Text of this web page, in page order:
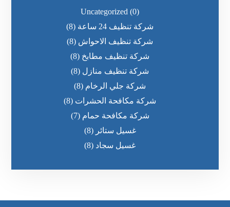
Uncategorized (0)
شركة تنظيف 24 ساعة
(8)
شركة تنظيف الاحواش (8)
شركة تنظيف مطابخ (8)
شركة تنظيف منازل (8)
شركة جلي الرخام (8)
شركة مكافحة الحشرات (8)
شركة مكافحة حمام (7)
غسيل ستائر (8)
غسيل سجاد (8)